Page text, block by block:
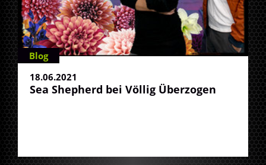
Blog
18.06.2021
Sea Shepherd bei Völlig Überzogen